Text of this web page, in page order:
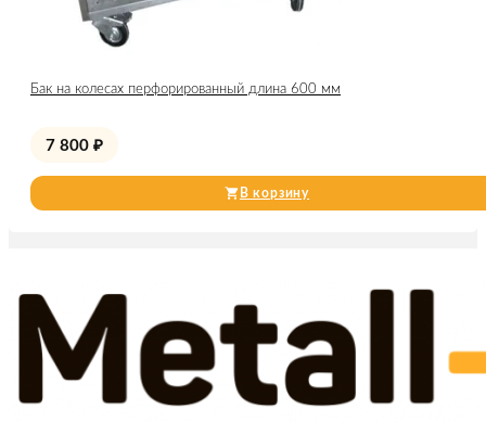
Бак на колесах перфорированный длина 600 мм
7 800 ₽
В корзину